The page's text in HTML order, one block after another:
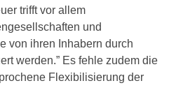
trifft vor allem
und
von ihren Inhabern durch
werden.” Es fehle zudem die
Flexibilisierung der